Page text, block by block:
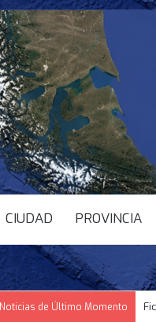
CIUDAD PROVINCIA
Noticias de Último Momento